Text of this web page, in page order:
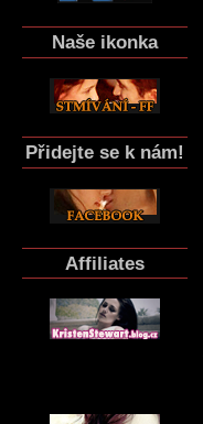
Naše ikonka
Přidejte se k nám!
Affiliates